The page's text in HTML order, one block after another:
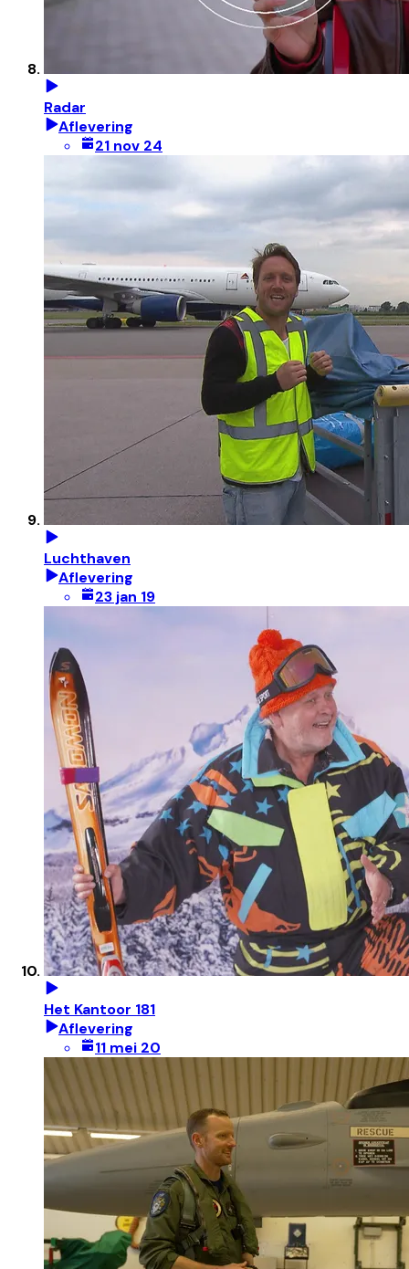
Radar
Aflevering
21 nov 24
Luchthaven
Aflevering
23 jan 19
Het Kantoor 181
Aflevering
11 mei 20